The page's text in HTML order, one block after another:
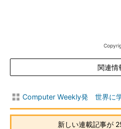
関連情
Computer Weekly発 世界に
新しい連載記事が